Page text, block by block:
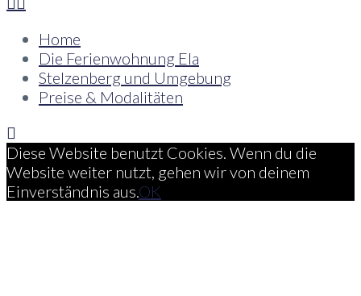
Home
Die Ferienwohnung Ela
Stelzenberg und Umgebung
Preise & Modalitäten
Diese Website benutzt Cookies. Wenn du die
Website weiter nutzt, gehen wir von deinem
Einverständnis aus.OK